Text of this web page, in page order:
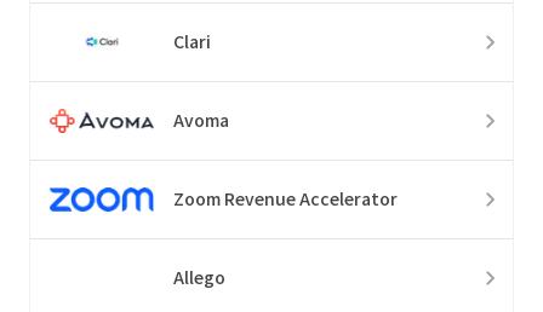
Clari
Avoma
Zoom Revenue Accelerator
Allego